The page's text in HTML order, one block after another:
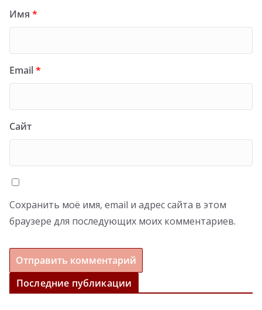
Имя *
Email*
Сайт
Сохранить моё имя, email и адрес сайта в этом
браузере для последующих моих комментариев.
Последние публикации